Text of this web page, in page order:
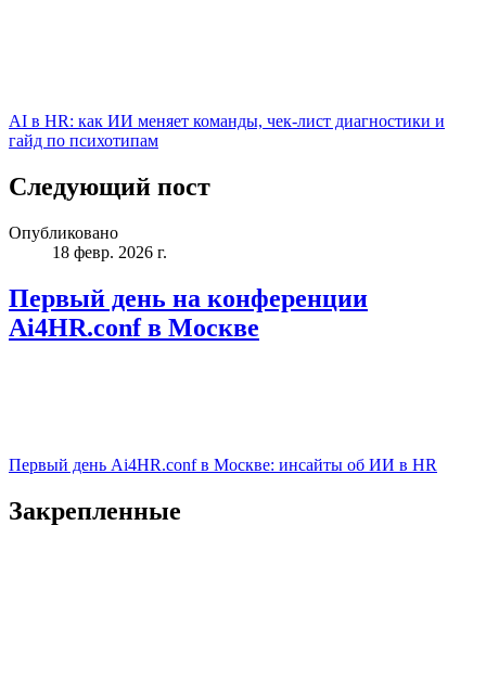
AI в HR: как ИИ меняет команды, чек‑лист диагностики и
гайд по психотипам
Следующий пост
Опубликовано
18 февр. 2026 г.
Первый день на конференции
Ai4HR.conf в Москве
Первый день Ai4HR.conf в Москве: инсайты об ИИ в HR
Закрепленные